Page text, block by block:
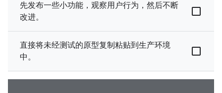
先发布一些小功能，观察用户行为，然后不断
改进。
直接将未经测试的原型复制粘贴到生产环境
中。